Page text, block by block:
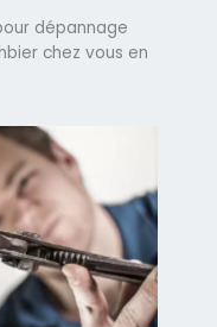
dépannage
chez vous en